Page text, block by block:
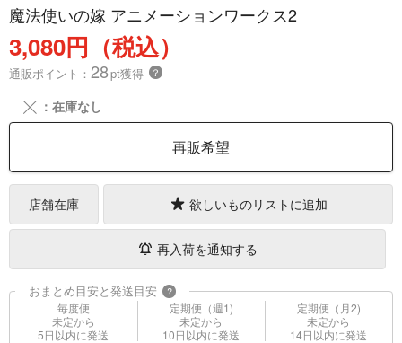
魔法使いの嫁 アニメーションワークス2
3,080円（税込）
通販ポイント： 28pt獲得 ？
╳ ：在庫なし
再販希望
店舗在庫 欲しいものリストに追加
再入荷を通知する
おまとめ目安と発送目安 ?
毎度便
未定から
5日以内に発送
定期便（週1)
未定から
10日以内に発送
定期便（月2)
未定から
14日以内に発送